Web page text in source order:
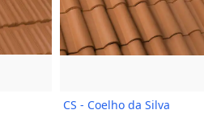
do Produto
CS - Coelho da Silva